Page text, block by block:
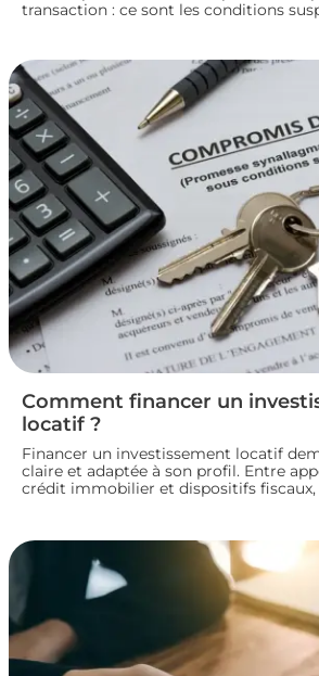
transaction : ce sont les conditions
parties jusqu’à la réalisation du projet
faisons le point sur leur
le bon déroulement d’une transaction
Comment financer un
locatif ?
Financer un investissement locatif
claire et adaptée à son profil. Entre
crédit immobilier et dispositifs fiscaux,
solutions pour construire un plan de
et lancer son investissement locatif
conditions.